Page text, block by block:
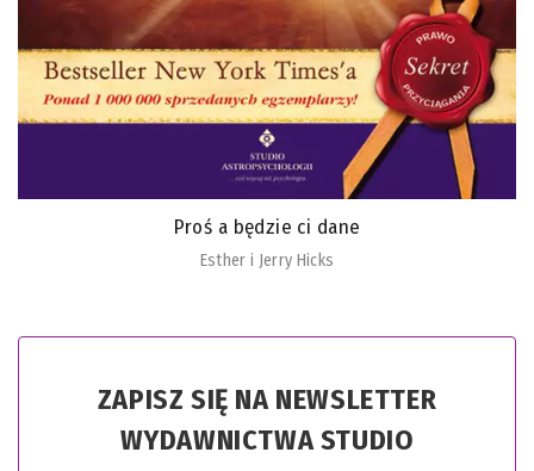
Proś a będzie ci dane
Esther i Jerry Hicks
ZAPISZ SIĘ NA NEWSLETTER
WYDAWNICTWA STUDIO